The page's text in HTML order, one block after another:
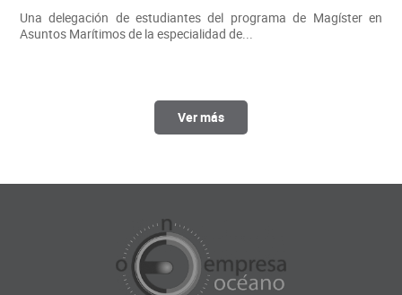
Una delegación de estudiantes del programa de Magíster en
Asuntos Marítimos de la especialidad de...
Ver más